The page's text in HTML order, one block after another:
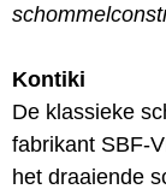
Kontiki
De klassieke
fabrikant SBF-
het draaiende